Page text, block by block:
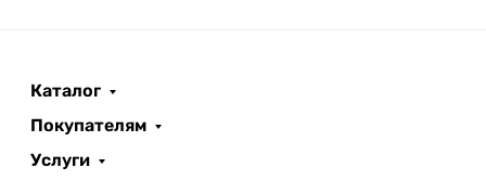
Каталог
Покупателям
Услуги